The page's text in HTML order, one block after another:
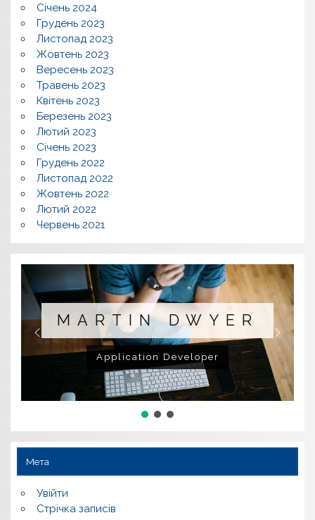
Січень 2024
Грудень 2023
Листопад 2023
Жовтень 2023
Вересень 2023
Травень 2023
Квітень 2023
Березень 2023
Лютий 2023
Січень 2023
Грудень 2022
Листопад 2022
Жовтень 2022
Лютий 2022
Червень 2021
MARTIN DWYER
Application Developer
Мета
Увійти
Стрічка записів